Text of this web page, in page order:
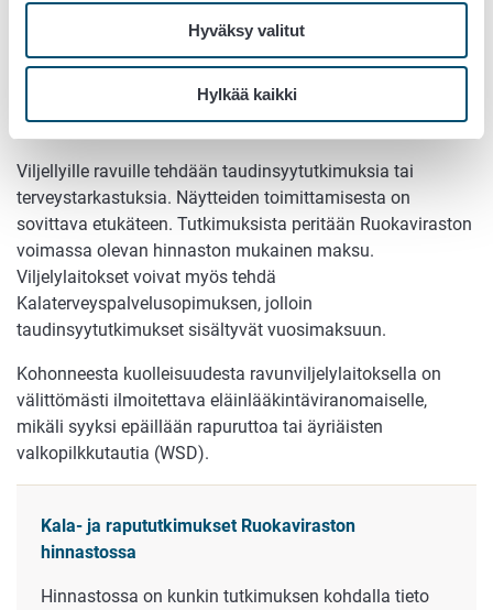
Hyväksy valitut
Hylkää kaikki
Istutuksiin liittyvistä tutkimuksista peritään Ruokaviraston
voimassa olevan hinnaston mukainen maksu.
Viljellyt ravut
Viljellyille ravuille tehdään taudinsyytutkimuksia tai
terveystarkastuksia. Näytteiden toimittamisesta on
sovittava etukäteen. Tutkimuksista peritään Ruokaviraston
voimassa olevan hinnaston mukainen maksu.
Viljelylaitokset voivat myös tehdä
Kalaterveyspalvelusopimuksen, jolloin
taudinsyytutkimukset sisältyvät vuosimaksuun.
Kohonneesta kuolleisuudesta ravunviljelylaitoksella on
välittömästi ilmoitettava eläinlääkintäviranomaiselle,
mikäli syyksi epäillään rapuruttoa tai äyriäisten
valkopilkkutautia (WSD).
Kala- ja rapututkimukset Ruokaviraston
hinnastossa
Hinnastossa on kunkin tutkimuksen kohdalla tieto